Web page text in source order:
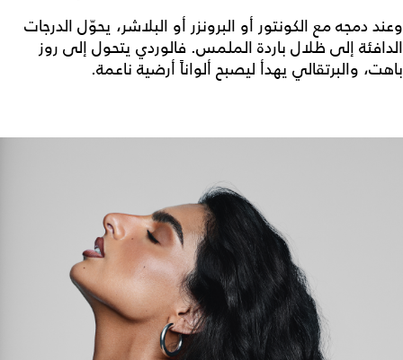
وعند دمجه مع الكونتور أو البرونزر أو البلاشر، يحوّل الدرجات
الدافئة إلى ظلال باردة الملمس. فالوردي يتحول إلى روز
باهت، والبرتقالي يهدأ ليصبح ألواناً أرضية ناعمة.